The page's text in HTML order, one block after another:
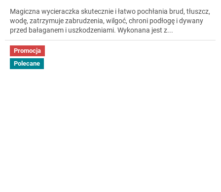
Magiczna wycieraczka skutecznie i łatwo pochłania brud, tłuszcz,
wodę, zatrzymuje zabrudzenia, wilgoć, chroni podłogę i dywany
przed bałaganem i uszkodzeniami. Wykonana jest z...
Promocja
Polecane